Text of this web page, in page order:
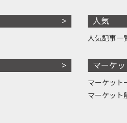
人気
人気記事一
マーケッ
マーケット
マーケット